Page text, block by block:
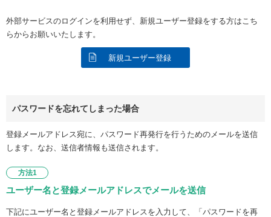
外部サービスのログインを利用せず、新規ユーザー登録をする方はこち
らからお願いいたします。
新規ユーザー登録
パスワードを忘れてしまった場合
登録メールアドレス宛に、パスワード再発行を行うためのメールを送信
します。なお、送信者情報も送信されます。
方法1
ユーザー名と登録メールアドレスでメールを送信
下記にユーザー名と登録メールアドレスを入力して、「パスワードを再